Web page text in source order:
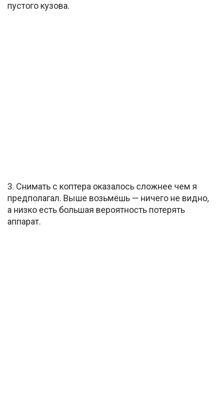
пустого кузова.
3. Снимать с коптера оказалось сложнее чем я
предполагал. Выше возьмёшь — ничего не видно,
а низко есть большая вероятность потерять
аппарат.